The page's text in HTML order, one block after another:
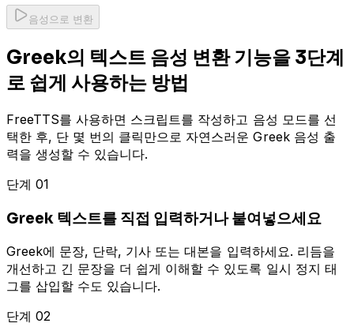
음성으로 변환
Greek의 텍스트 음성 변환 기능을 3단계
로 쉽게 사용하는 방법
FreeTTS를 사용하면 스크립트를 작성하고 음성 모드를 선
택한 후, 단 몇 번의 클릭만으로 자연스러운 Greek 음성 출
력을 생성할 수 있습니다.
단계 01
Greek 텍스트를 직접 입력하거나 붙여넣으세요
Greek에 문장, 단락, 기사 또는 대본을 입력하세요. 리듬을
개선하고 긴 문장을 더 쉽게 이해할 수 있도록 일시 정지 태
그를 삽입할 수도 있습니다.
단계 02